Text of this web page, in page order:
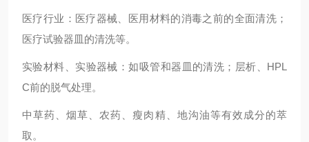
医疗行业：医疗器械、医用材料的消毒之前的全面清洗；
医疗试验器皿的清洗等。
实验材料、实验器械：如吸管和器皿的清洗；层析、HPL
C前的脱气处理。
中草药、烟草、农药、瘦肉精、地沟油等有效成分的萃
取。